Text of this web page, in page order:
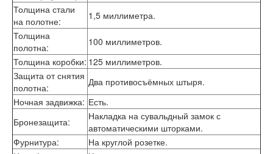
Двери Аргус
Тамбурные двери
Межкомнатные двери
Двери Альберо
Альянс
Вест
Галерея
Геометрия
Графика
Империя
Классика
Лайн
Мегаполис
Толщина стали
на полотне:
1,5 миллиметра.
Толщина
полотна:
100 миллиметров.
Толщина коробки: 125 миллиметров.
Защита от снятия
полотна:
Два противосъёмных штыря.
Ночная задвижка: Есть.
Бронезащита:
Накладка на сувальдный замок с
автоматическими шторками.
Фурнитура:
На круглой розетке.